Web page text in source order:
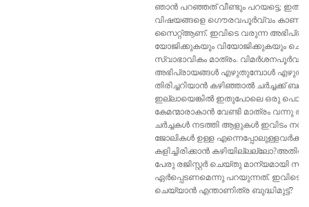
ഞാൻ പറഞ്ഞത് വീണ്ടും പറയട്ടെ; ഇത്
വിഷയങ്ങളെ ഗൌരവപൂർവ്വം
സൈറ്റ്ആണ്. ഇവിടെ വരുന്ന
യോജിക്കുകയും വിയോജിക്കുകയും
സ്വാഭാവികം മാത്രം.
അഭിപ്രായങ്ങൾ എഴുതുമ്പോൾ
തിരിച്ചറിയാൻ കഴിഞ്ഞാൽ ചർച്ചക്ക്
ഇല്ലായെങ്കിൽ ഇതുപോലെ ഒരു പൊതു
കേമന്മാരാകാൻ വേണ്ടി മാത്രം വന്നു
ചർച്ചകൾ നടത്തി ആളുകൾ ഇവിടം
ജോലികൾ ഉള്ള എന്നെപ്പോലുള്ളവർക്ക്
കളിച്ചിരിക്കാൻ
പേരു രജിസ്റ്റർ ചെയ്തു മാന്യമായി
ഏർപ്പെടണമെന്നു പറയുന്നത്. ഇവിടെ
ചെയ്യാൻ എന്താണിത്ര ബുദ്ധിമുട്ട്?